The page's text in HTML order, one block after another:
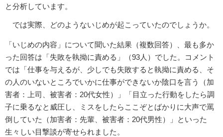
と分析しています。
では実際、どのようないじめが起こっていたのでしょうか。
「いじめの内容」について聞いた結果（複数回答）、最も多か
った回答は「失敗を執拗に責める」（93人）でした。コメント
では「仕事を与えるが、少しでも失敗すると執拗に責める、そ
の人のいないところでいかに仕事ができないか陰口を言う（加
害者：上司、被害者：20代女性）」「目立った行動をしたら調
子に乗るなと威圧し、ミスをしたらここぞとばかりに大声で罵
倒していた（加害者：先輩、被害者：20代男性）」といった
生々しい目撃談が寄せられました。